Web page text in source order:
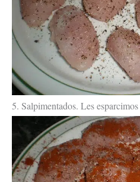
5. Salpimentados. Les